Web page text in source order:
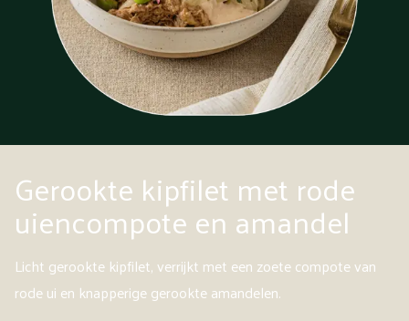
Gerookte kipfilet met rode
uiencompote en amandel
Licht gerookte kipfilet, verrijkt met een zoete compote van
rode ui en knapperige gerookte amandelen.